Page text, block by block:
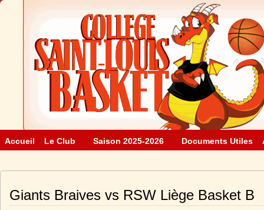
Accueil Le Club Saison 2025-2026 Documents Utiles
Giants Braives vs RSW Liège Basket B